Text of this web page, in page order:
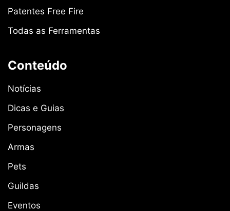
Patentes Free Fire
Todas as Ferramentas
Conteúdo
Notícias
Dicas e Guias
Personagens
Armas
Pets
Guildas
Eventos